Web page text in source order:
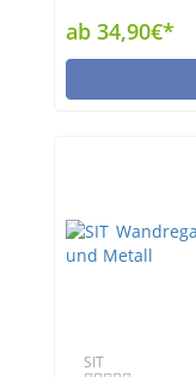
ab 34,90€*
SIT